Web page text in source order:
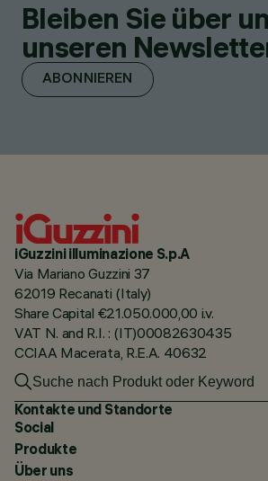
Bleiben Sie über
unseren
ABONNIEREN
iGuzzini illuminazione S.p.A
Via Mariano Guzzini 37
62019 Recanati (Italy)
Share Capital €21.050.000,00 i.v.
VAT N. and R.I. : (IT)00082630435
CCIAA Macerata, R.E.A. 40632
Kontakte und Standorte
Social
Produkte
Über uns